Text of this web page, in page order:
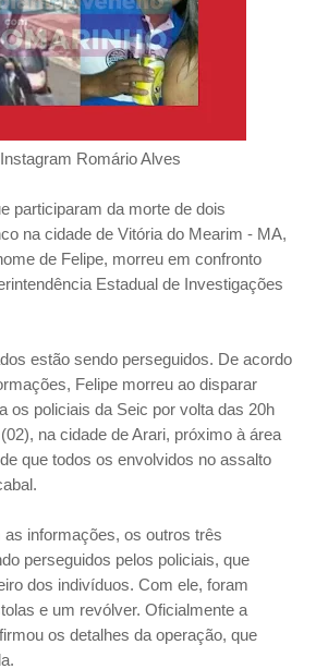
Romário Alves
participaram da morte de dois
na cidade de Vitória do Mearim - MA,
de Felipe, morreu em confronto
Estadual de Investigações
estão sendo perseguidos. De acordo
Felipe morreu ao disparar
os policiais da Seic por volta das 20h
na cidade de Arari, próximo à área
que todos os envolvidos no assalto
informações, os outros três
perseguidos pelos policiais, que
dos indivíduos. Com ele, foram
e um revólver. Oficialmente a
os detalhes da operação, que